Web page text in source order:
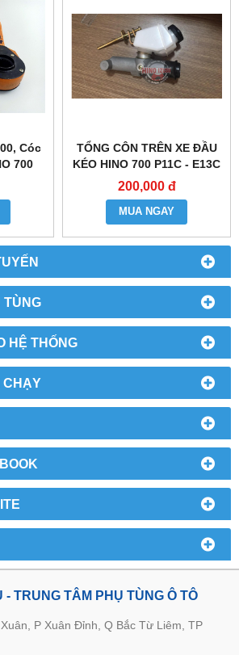
TÙNG
HỆ THỐNG
CHẠY
Cóc
700
TỔNG CÔN TRÊN XE ĐẦU
KÉO HINO 700 P11C - E13C
200,000 đ
MUA NGAY
- TRUNG TÂM PHỤ TÙNG Ô TÔ
P Xuân Đỉnh, Q Bắc Từ Liêm, TP